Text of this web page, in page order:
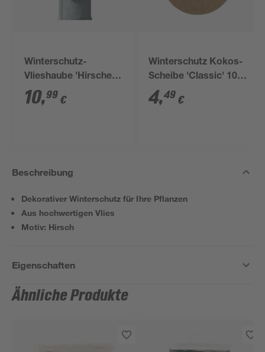
Winterschutz-
Vlieshaube 'Hirsche'
beige 110 x 110 cm
10,99 €
Winterschutz Kokos-
Scheibe 'Classic' 100
% Cocos Ø 37 cm
4,49 €
Beschreibung
Dekorativer Winterschutz für Ihre Pflanzen
Aus hochwertigen Vlies
Motiv: Hirsch
Eigenschaften
Ähnliche Produkte